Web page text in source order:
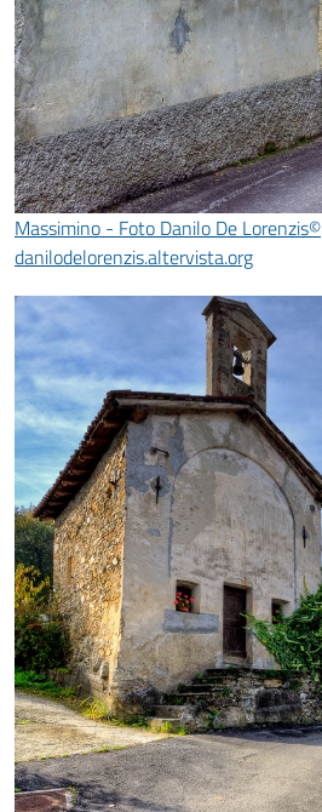
Massimino - Foto Danilo De Lorenzis©
danilodelorenzis.altervista.org